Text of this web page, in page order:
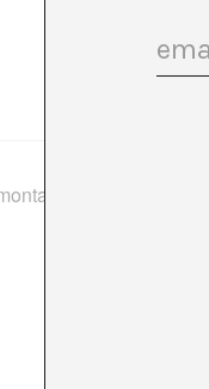
Federico Luis